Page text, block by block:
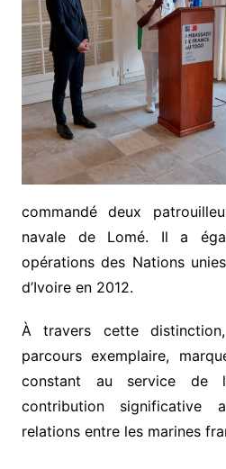
commandé deux
navale de Lomé. Il a
opérations des Nations
d’Ivoire en 2012.
À travers cette
parcours exemplaire,
constant au service de
contribution significative
relations entre les marines